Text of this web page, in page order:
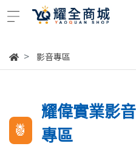
影音專區
🍍
耀偉實業影音
專區